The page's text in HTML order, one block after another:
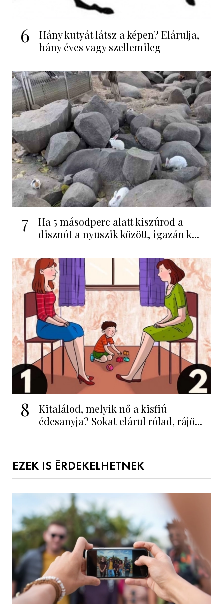
6
Hány kutyát látsz a képen? Elárulja,
hány éves vagy szellemileg
7
Ha 5 másodperc alatt kiszúrod a
disznót a nyuszik között, igazán k...
8
Kitalálod, melyik nő a kisfiú
édesanyja? Sokat elárul rólad, rájö...
EZEK IS ÉRDEKELHETNEK